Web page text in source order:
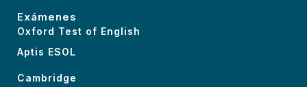
Exámenes
Oxford Test of English
Aptis ESOL
Cambridge